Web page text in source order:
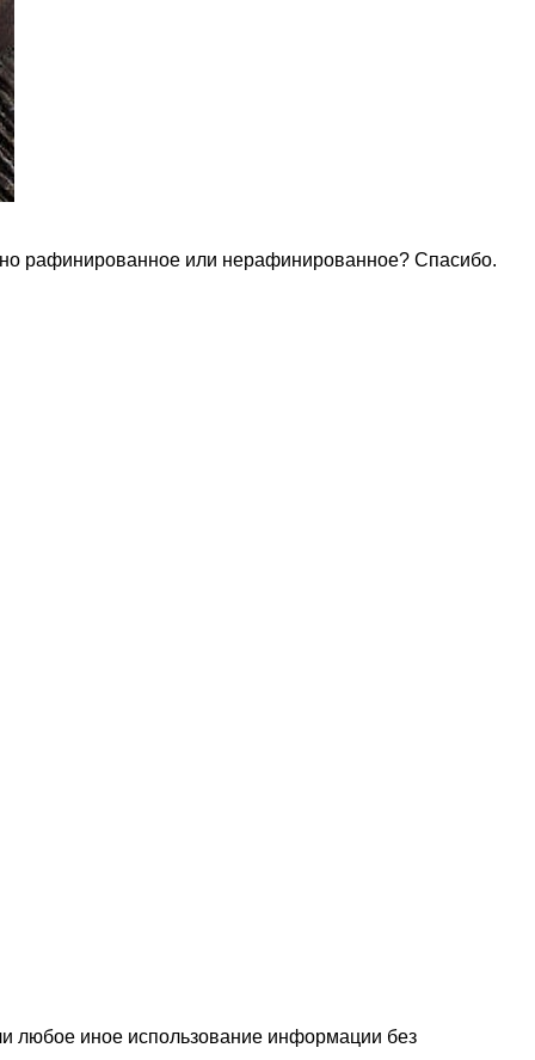
рафинированное или нерафинированное? Спасибо.
любое иное использование информации без